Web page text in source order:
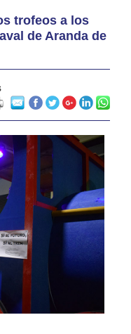
trofeos a los
de Aranda de